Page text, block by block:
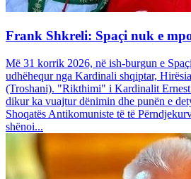
Frank Shkreli: Spaçi nuk e
Më 31 korrik 2026, në ish-burgun e
udhëhequr nga Kardinali shqiptar,
(Troshani). "Rikthimi" i Kardinalit
dikur ka vuajtur dënimin dhe punën e
Shoqatës Antikomuniste të të
shënoi...